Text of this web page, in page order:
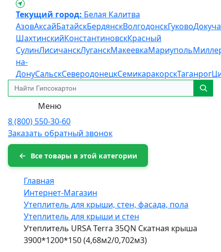
Текущий город: Белая Калитва
АзовАксайБатайскБердянскВолгодонскГуково
ШахтинскийКонстантиновскКрасный
СулинЛисичанскЛуганскМакеевкаМариуполь
на-
ДонуСальскСеверодонецкСемикаракорскТаганрог
Меню
8 (800) 550-30-60
Заказать обратный звонок
Все товары в этой категории
Главная
Интернет-Магазин
Утеплитель для крыши, стен, фасада, пола
Утеплитель для крыши и стен
Утеплитель URSA Terra 35QN Скатная крыша
3900*1200*150 (4,68м2/0,702м3)